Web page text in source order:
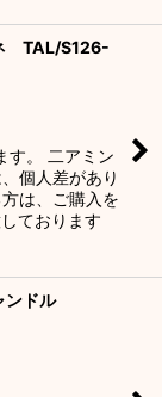
ネ TAL/S126-
す。 二アミン
個人差があり
は、ご購入を
ております
ンドル